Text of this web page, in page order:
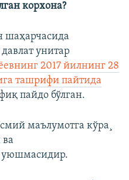
корхона?
шаҳарчасида
унитар
2017 йилнинг 28
ташрифи пайтида
пайдо бўлган.
маълумотга кўра¸
уюшмасидир.